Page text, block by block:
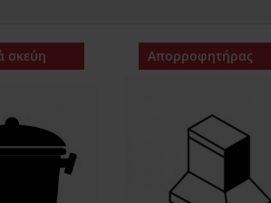
σκεύη Απορροφητήρας